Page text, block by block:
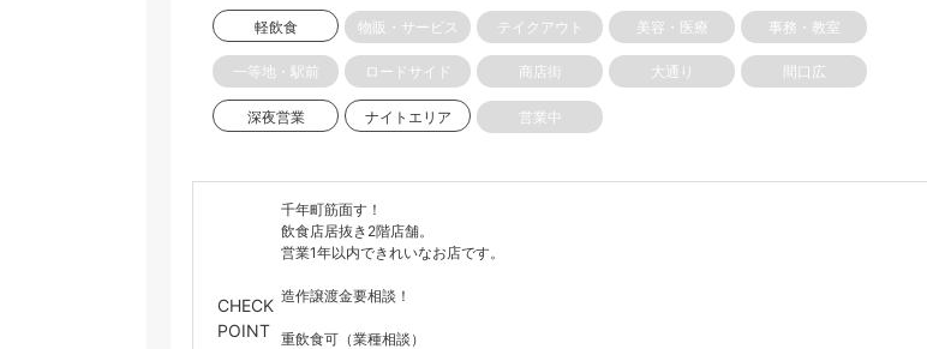
軽飲食 物販・サービス テイクアウト 美容・医療 事務・教室
一等地・駅前 ロードサイド 商店街 大通り 間口広
深夜営業 ナイトエリア 営業中
CHECK
POINT
千年町筋面す！
飲食店居抜き2階店舗。
営業1年以内できれいなお店です。
造作譲渡金要相談！
重飲食可（業種相談）